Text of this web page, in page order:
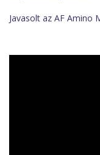
Javasolt az AF Amino